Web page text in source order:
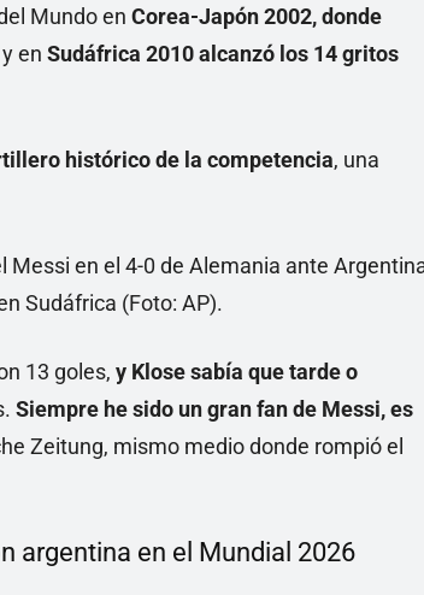
Mundo en Corea-Japón 2002, donde
en Sudáfrica 2010 alcanzó los 14 gritos
histórico de la competencia, una
13 goles, y Klose sabía que tarde o
Siempre he sido un gran fan de Messi, es
Zeitung, mismo medio donde rompió el
argentina en el Mundial 2026